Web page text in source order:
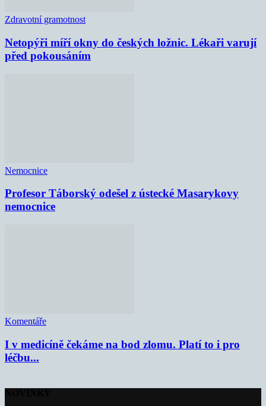
Zdravotní gramotnost
Netopýři míří okny do českých ložnic. Lékaři varují
před pokousáním
Nemocnice
Profesor Táborský odešel z ústecké Masarykovy
nemocnice
Komentáře
I v medicíně čekáme na bod zlomu. Platí to i pro
léčbu...